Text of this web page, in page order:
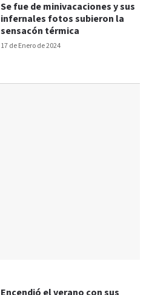
17 de Enero de 2024
Se fue de minivacaciones y sus
infernales fotos subieron la
sensacón térmica